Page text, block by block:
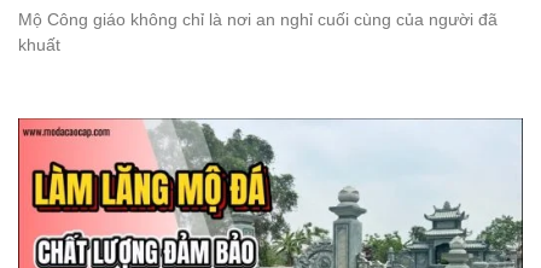
Mộ Công giáo không chỉ là nơi an nghỉ cuối cùng của người đã
khuất